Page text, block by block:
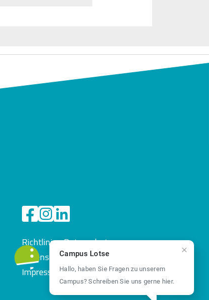
Richtlinien Datenschutz
Datenschutz
Impressum
Campus Lotse
Hallo, haben Sie Fragen zu unserem
Campus? Schreiben Sie uns gerne hier.